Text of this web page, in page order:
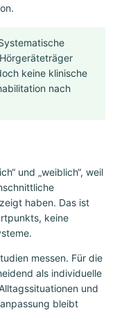
keine klinische
nach
und „weiblich“, weil
haben. Das ist
keine
messen. Für die
als individuelle
und
bleibt